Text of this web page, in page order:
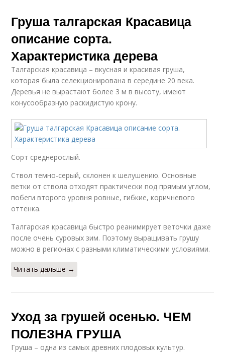
Груша талгарская Красавица
описание сорта.
Характеристика дерева
Талгарская красавица – вкусная и красивая груша,
которая была селекционирована в середине 20 века.
Деревья не вырастают более 3 м в высоту, имеют
конусообразную раскидистую крону.
Сорт среднерослый.
Ствол темно-серый, склонен к шелушению. Основные
ветки от ствола отходят практически под прямым углом,
побеги второго уровня ровные, гибкие, коричневого
оттенка.
Талгарская красавица быстро реанимирует веточки даже
после очень суровых зим. Поэтому выращивать грушу
можно в регионах с разными климатическими условиями.
Читать дальше →
Уход за грушей осенью. ЧЕМ
ПОЛЕЗНА ГРУША
Груша – одна из самых древних плодовых культур.